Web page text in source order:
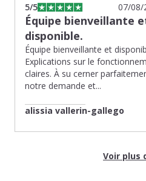
5/5 07/08/
Équipe bienveillante
disponible.
Équipe bienveillante et
Explications sur le
claires. À su cerner
notre demande et...
alissia vallerin-gallego
Voir plus